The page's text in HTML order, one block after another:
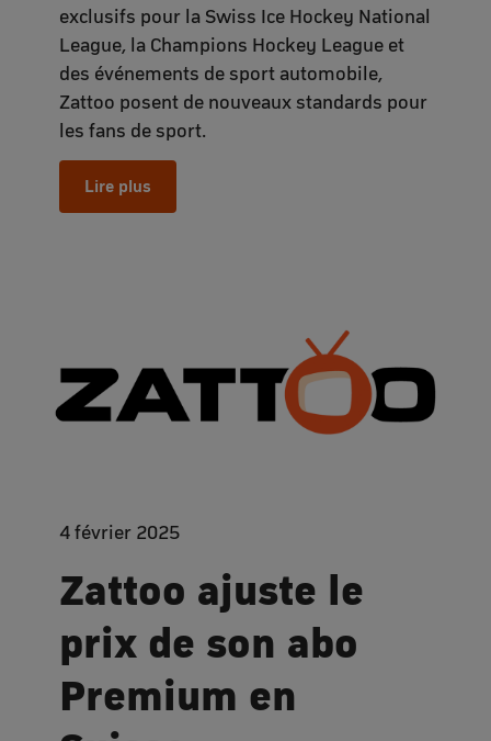
exclusifs pour la Swiss Ice Hockey National
League, la Champions Hockey League et
des événements de sport automobile,
Zattoo posent de nouveaux standards pour
les fans de sport.
Lire plus
4 février 2025
Zattoo ajuste le
prix de son abo
Premium en